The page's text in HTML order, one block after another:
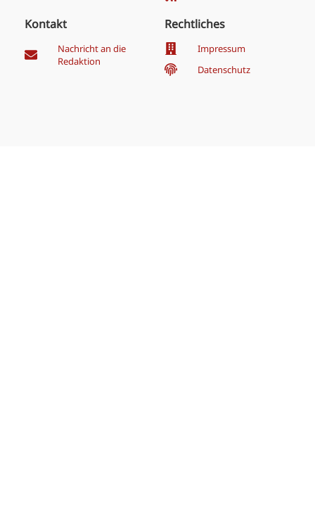
Kontakt
Nachricht an die
Redaktion
Rechtliches
Impressum
Datenschutz